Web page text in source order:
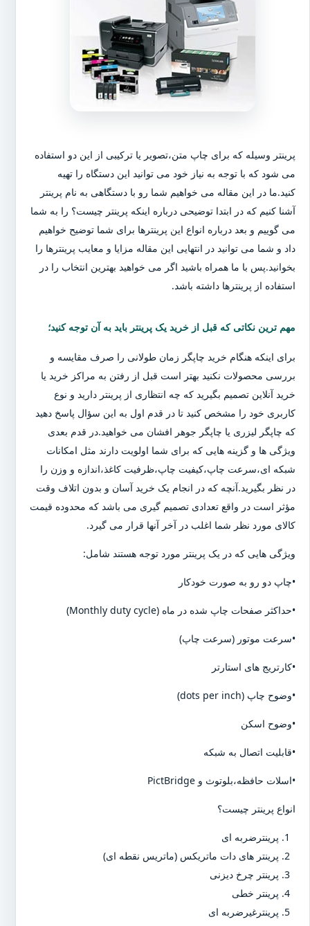
پرینتر وسیله که برای چاپ متن،تصویر یا ترکیبی از این دو استفاده
می شود که با توجه به نیاز خود می توانید این دستگاه را تهیه
کنید.ما در این مقاله می خواهیم شما رو با دستگاهی به نام پرینتر
آشنا کنیم که در ابتدا توضیحی درباره اینکه پرینتر چیست؟ را به شما
می گوییم و بعد درباره انواع این پرینترها برای شما توضیح خواهیم
داد و شما می توانید در انتهایی این مقاله مزایا و معایب پرینترها را
بخوانید.پس با ما همراه باشید اگر می خواهید بهترین انتخاب را در
استفاده از پرینترها داشته باشد.
مهم ترین نکاتی که قبل از خرید یک پرینتر باید به آن توجه کنید؛
برای اینکه هنگام خرید چاپگر زمان طولانی را صرف مقایسه و
بررسی محصولات نکنید بهتر است قبل از رفتن به مراکز خرید یا
خرید آنلاین تصمیم بگیرید که چه انتظاری از پرینتر دارید و نوع
کاربری خود را مشخص کنید تا در قدم اول به این سؤال پاسخ دهید
که چاپگر لیزری یا چاپگر جوهر افشان می خواهید.در قدم بعدی
ویژگی ها و گزینه هایی که برای شما اولویت دارند مثل امکانات
شبکه ای،سرعت چاپ،کیفیت چاپ،ظرفیت کاغذ،اندازه و وزن را
در نظر بگیرید.آنچه که در انجام یک خرید آسان و بدون اتلاف وقت
مؤثر است در واقع تعدادی تصمیم گیری می باشد که محدوده قیمت
کالای مورد نظر شما اغلب در آخر آنها قرار می گیرد.
ویژگی هایی که در یک پرینتر مورد توجه هستند شامل:
•چاپ دو رو به صورت خودکار
•حداکثر صفحات چاپ شده در ماه (Monthly duty cycle)
•سرعت موتور (سرعت چاپ)
•کارتریج های استارتر
•وضوح چاپ (dots per inch)
•وضوح اسکن
•قابلیت اتصال به شبکه
•اسلات حافظه،بلوتوث و PictBridge
انواع پرینتر چیست؟
پرینترضربه ای
پرینتر های دات ماتریکس (ماتریس نقطه ای)
پرینتر چرخ دیزنی
پرینتر خطی
پرینترغیرضربه ای